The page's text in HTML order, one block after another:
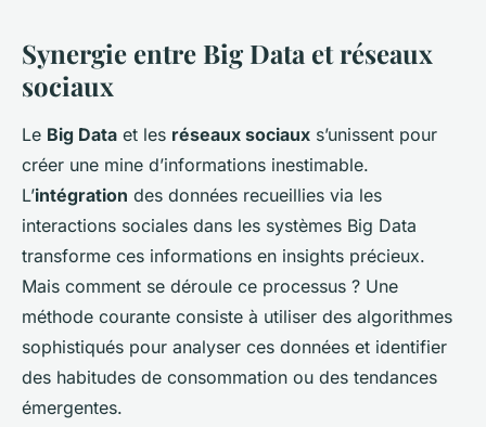
Synergie entre Big Data et réseaux
sociaux
Le Big Data et les réseaux sociaux s’unissent pour
créer une mine d’informations inestimable.
L’intégration des données recueillies via les
interactions sociales dans les systèmes Big Data
transforme ces informations en insights précieux.
Mais comment se déroule ce processus ? Une
méthode courante consiste à utiliser des algorithmes
sophistiqués pour analyser ces données et identifier
des habitudes de consommation ou des tendances
émergentes.